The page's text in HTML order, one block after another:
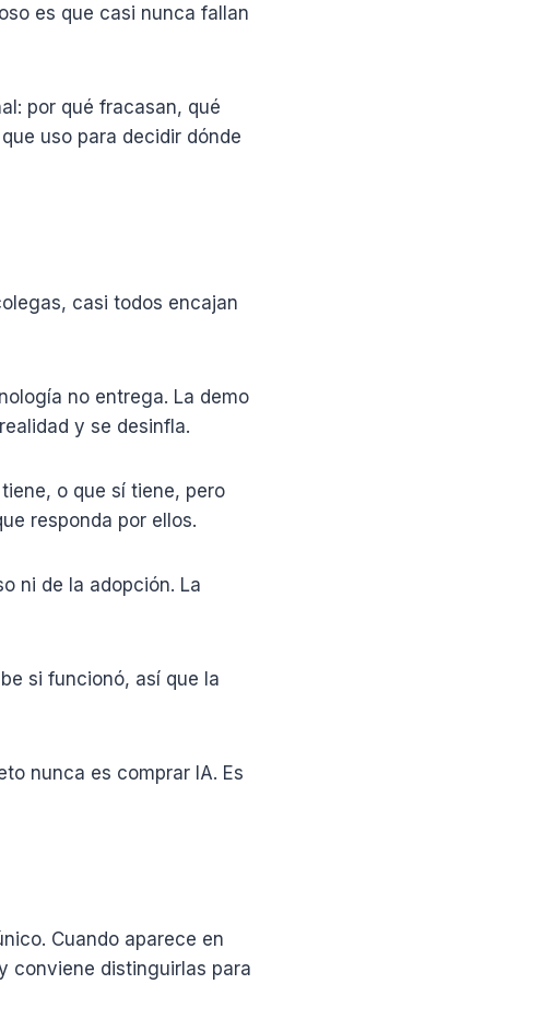
es que casi nunca fallan
por qué fracasan, qué
uso para decidir dónde
casi todos encajan
no entrega. La demo
y se desinfla.
o que sí tiene, pero
responda por ellos.
ni de la adopción. La
si funcionó, así que la
nunca es comprar IA. Es
Cuando aparece en
conviene distinguirlas para